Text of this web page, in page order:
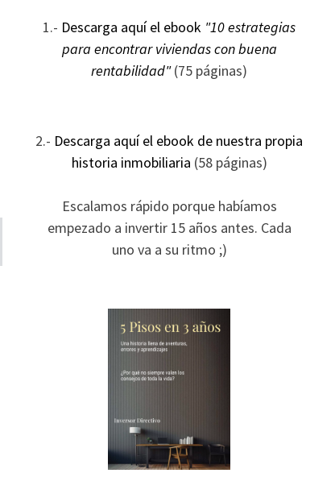
1.- Descarga aquí el ebook "10 estrategias
para encontrar viviendas con buena
rentabilidad"(75 páginas)
2.- Descarga aquí el ebook de nuestra propia
historia inmobiliaria (58 páginas)
Escalamos rápido porque habíamos
empezado a invertir 15 años antes. Cada
uno va a su ritmo ;)